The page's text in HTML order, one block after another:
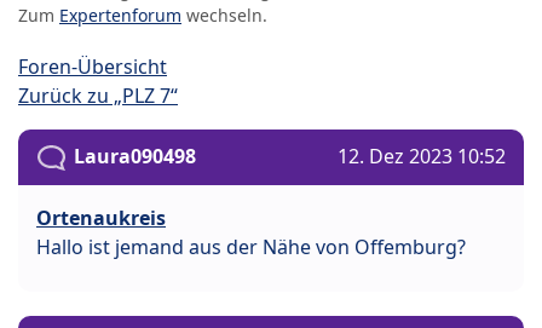
Zum Expertenforum wechseln.
Foren-Übersicht
Zurück zu „PLZ 7“
Laura090498 12. Dez 2023 10:52
Ortenaukreis
Hallo ist jemand aus der Nähe von Offemburg?